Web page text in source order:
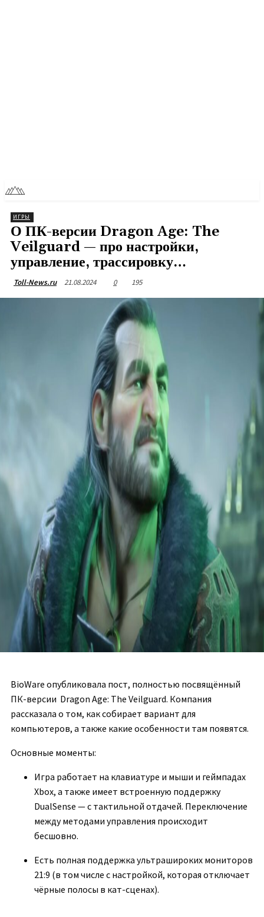
ИГРЫ
О ПК-версии Dragon Age: The
Veilguard — про настройки,
управление, трассировку…
Toll-News.ru 21.08.2024 0 195
BioWare опубликовала пост, полностью посвящённый
ПК-версии Dragon Age: The Veilguard. Компания
рассказала о том, как собирает вариант для
компьютеров, а также какие особенности там появятся.
Основные моменты:
Игра работает на клавиатуре и мыши и геймпадах
Xbox, а также имеет встроенную поддержку
DualSense — с тактильной отдачей. Переключение
между методами управления происходит
бесшовно.
Есть полная поддержка ультрашироких мониторов
21:9 (в том числе с настройкой, которая отключает
чёрные полосы в кат-сценах).